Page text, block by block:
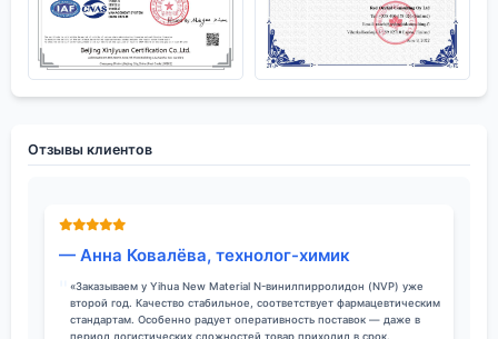
Отзывы клиентов
— Анна Ковалёва, технолог-химик
«Заказываем у Yihua New Material N-винилпирролидон (NVP) уже
второй год. Качество стабильное, соответствует фармацевтическим
стандартам. Особенно радует оперативность поставок — даже в
период логистических сложностей товар приходил в срок.